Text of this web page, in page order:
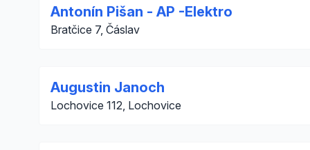
Antonín Pišan - AP -Elektro
Bratčice 7, Čáslav
Augustin Janoch
Lochovice 112, Lochovice